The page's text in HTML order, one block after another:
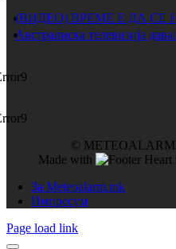
(ВИДЕО) ВРЕМЕ Е ДА СЕ
Австралиска телевизија
© METEOALARM.
Made with
За Meteoalarm.mk
Импресум
Page load link